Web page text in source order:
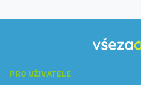
PRO UŽIVATELE